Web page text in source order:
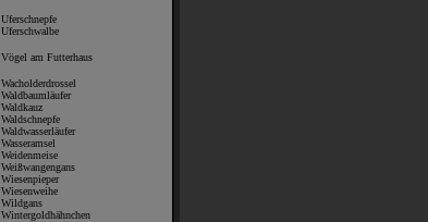
Uferschnepfe
Uferschwalbe
Vögel am Futterhaus
Wacholderdrossel
Waldbaumläufer
Waldkauz
Waldschnepfe
Waldwasserläufer
Wasseramsel
Weidenmeise
Weißwangengans
Wiesenpieper
Wiesenweihe
Wildgans
Wintergoldhähnchen